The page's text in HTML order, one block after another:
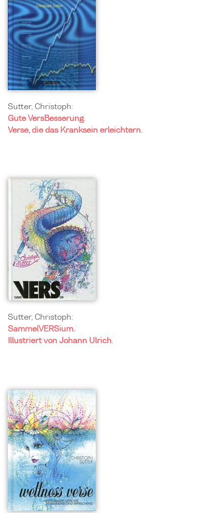
Sutter, Christoph:
Gute VersBesserung.
Verse, die das Kranksein erleichtern.
Sutter, Christoph:
SammelVERSium.
Illustriert von Johann Ulrich.